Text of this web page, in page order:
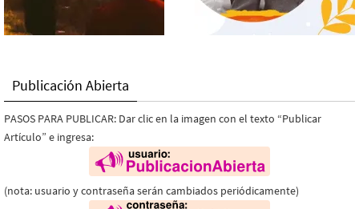
Publicación Abierta
PASOS PARA PUBLICAR: Dar clic en la imagen con el texto “Publicar
Artículo” e ingresa:
(nota: usuario y contraseña serán cambiados periódicamente)